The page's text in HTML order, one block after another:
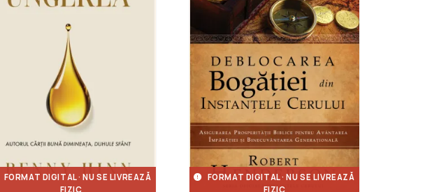
FORMAT DIGITAL · NU SE LIVREAZĂ
FIZIC
FORMAT DIGITAL · NU SE LIVREAZĂ
FIZIC